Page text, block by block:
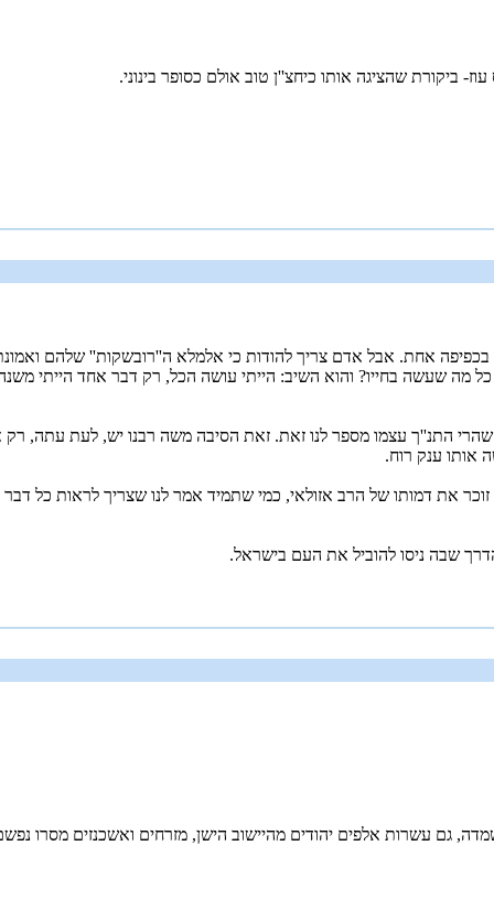
ביקורת שהציגה אותו כיחצ''ן טוב אולם כסופר בינוני.
לדור בכפיפה אחת. אבל אדם צריך להודות כי אלמלא ה''רובשקות'' שלהם
חוזר על כל מה שעשה בחייו? והוא השיב: הייתי עושה הכל, רק דבר אחד
התנ''ך עצמו מספר לנו זאת. זאת הסיבה משה רבנו יש, לעת עתה,
אותו ענק רוח.
את דמותו של הרב אזולאי, כמי שתמיד אמר לנו שצריך לראות כל
שבה ניסו להוביל את העם בישראל.